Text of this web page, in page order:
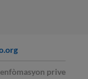
prive